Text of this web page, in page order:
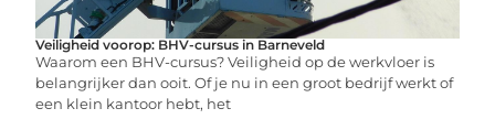
Veiligheid voorop: BHV-cursus in Barneveld
Waarom een BHV-cursus? Veiligheid op de werkvloer is
belangrijker dan ooit. Of je nu in een groot bedrijf werkt of
een klein kantoor hebt, het